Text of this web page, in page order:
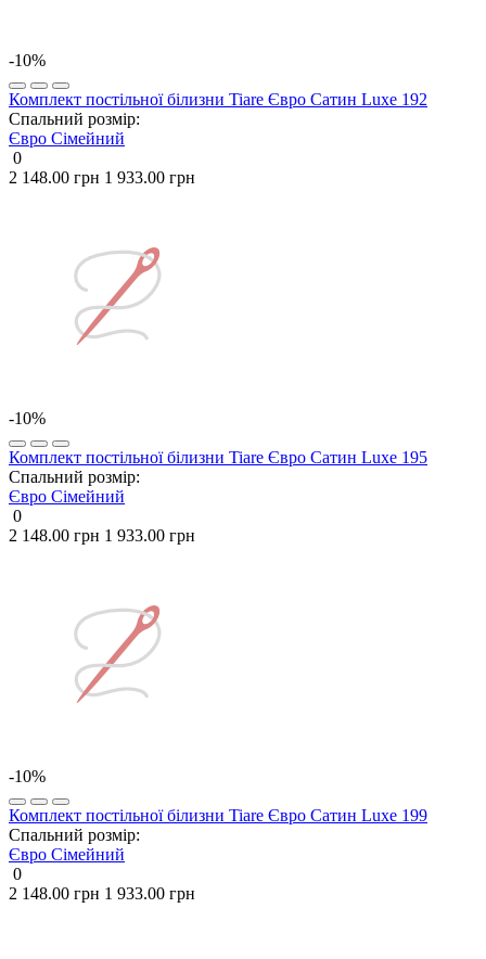
-10%
Комплект постільної білизни Tiare Євро Сатин Luxe 192
Спальний розмір:
Євро Сімейний
0
2 148.00 грн 1 933.00 грн
-10%
Комплект постільної білизни Tiare Євро Сатин Luxe 195
Спальний розмір:
Євро Сімейний
0
2 148.00 грн 1 933.00 грн
-10%
Комплект постільної білизни Tiare Євро Сатин Luxe 199
Спальний розмір:
Євро Сімейний
0
2 148.00 грн 1 933.00 грн